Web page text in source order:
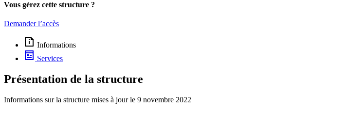
Vous gérez cette structure ?
Demander l’accès
Informations
Services
Présentation de la structure
Informations sur la structure mises à jour le 9 novembre 2022